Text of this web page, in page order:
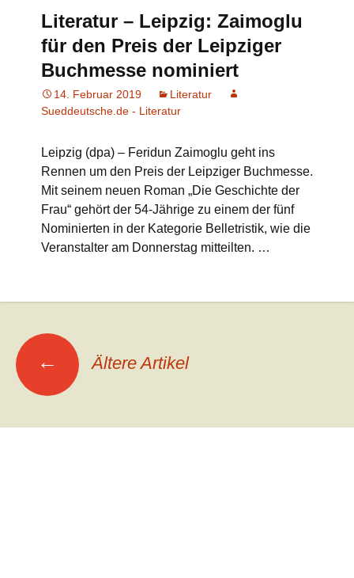
Literatur – Leipzig: Zaimoglu
für den Preis der Leipziger
Buchmesse nominiert
14. Februar 2019
Literatur
Sueddeutsche.de - Literatur
Leipzig (dpa) – Feridun Zaimoglu geht ins
Rennen um den Preis der Leipziger Buchmesse.
Mit seinem neuen Roman „Die Geschichte der
Frau“ gehört der 54-Jährige zu einem der fünf
Nominierten in der Kategorie Belletristik, wie die
Veranstalter am Donnerstag mitteilten. …
Beitrags-
Navigation
← Ältere Artikel